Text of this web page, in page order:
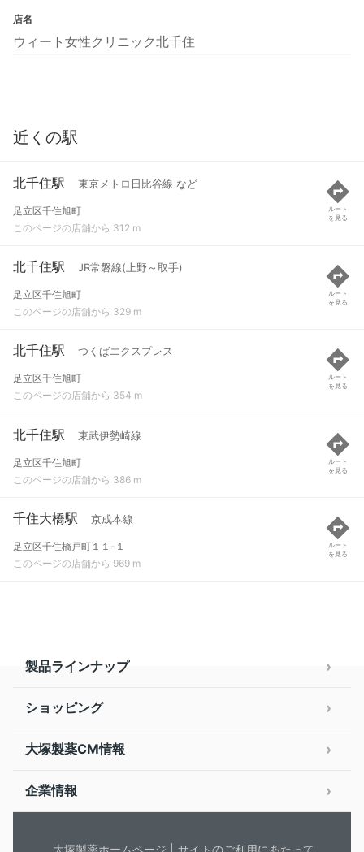
店名
ウィート女性クリニック北千住
近くの駅
北千住駅 東京メトロ日比谷線 など
足立区千住旭町
このページの店舗から 312 m
ルート
を見る
北千住駅 JR常磐線(上野～取手)
足立区千住旭町
このページの店舗から 329 m
ルート
を見る
北千住駅 つくばエクスプレス
足立区千住旭町
このページの店舗から 354 m
ルート
を見る
北千住駅 東武伊勢崎線
足立区千住旭町
このページの店舗から 386 m
ルート
を見る
千住大橋駅 京成本線
足立区千住橋戸町１１-１
このページの店舗から 969 m
ルート
を見る
製品ラインナップ
ショッピング
大塚製薬CM情報
企業情報